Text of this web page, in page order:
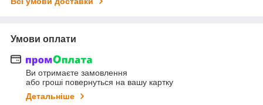
Умови оплати
Ви отримаєте замовлення
або гроші повернуться на вашу картку
Детальніше